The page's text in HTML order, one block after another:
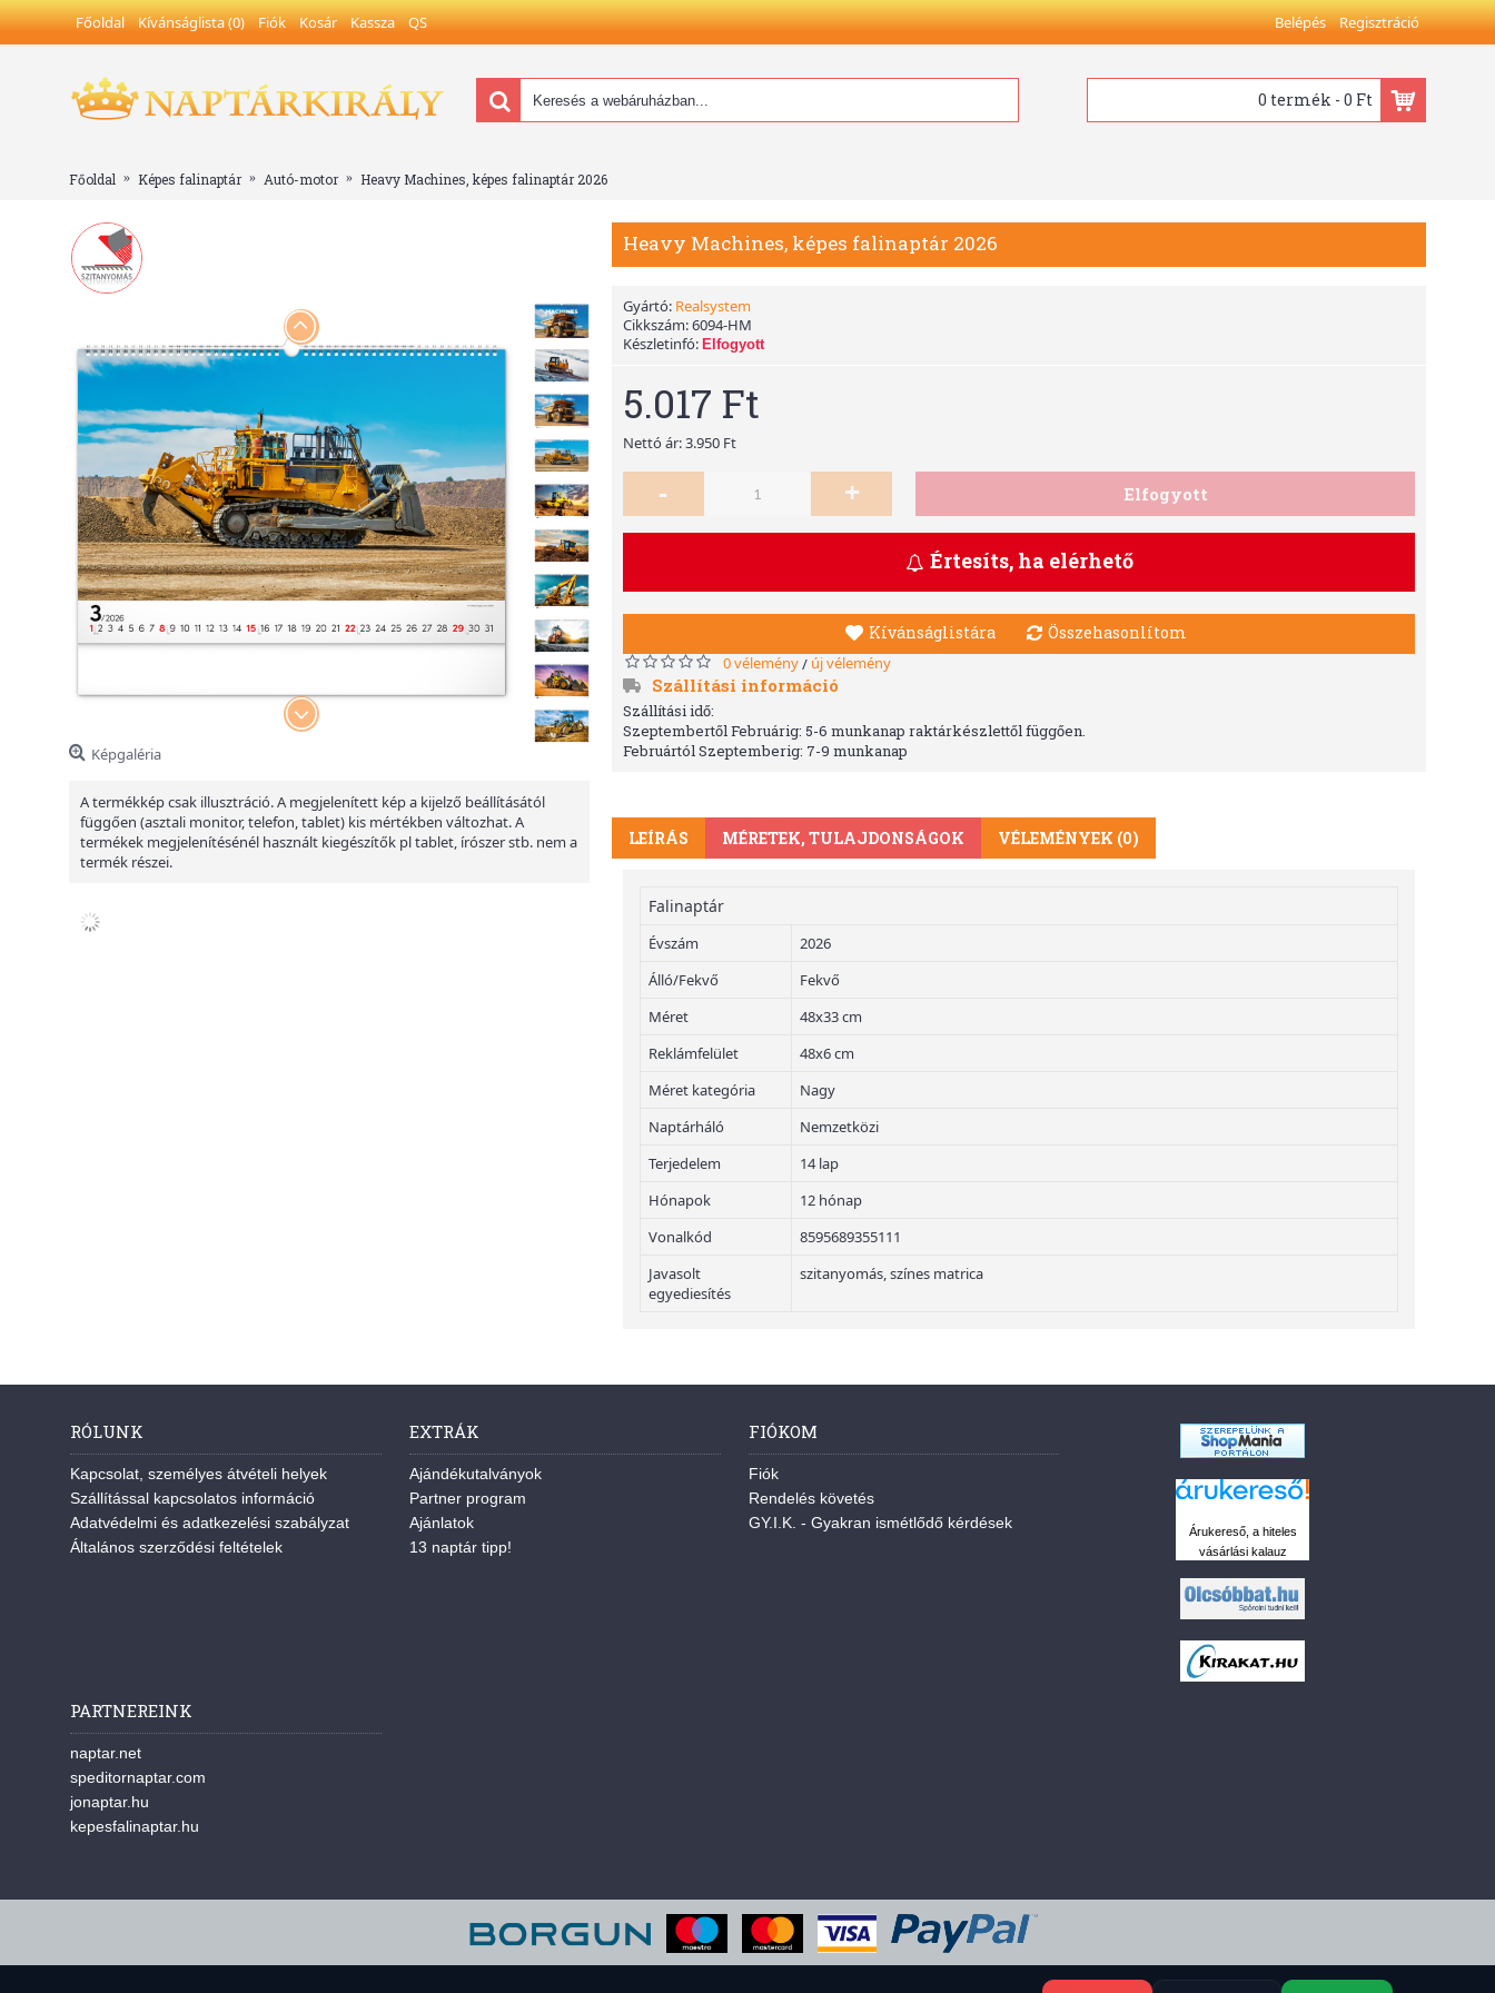
Főoldal Kívánságlista (0) Fiók Kosár Kassza QS Belépés Regisztráció
0 termék - 0 Ft
Főoldal Képes falinaptár Autó-motor Heavy Machines, képes falinaptár 2026
Képgaléria
A termékkép csak illusztráció. A megjelenített kép a kijelző beállításától
függően (asztali monitor, telefon, tablet) kis mértékben változhat. A
termékek megjelenítésénél használt kiegészítők pl tablet, írószer stb. nem a
termék részei.
Heavy Machines, képes falinaptár 2026
Gyártó: Realsystem
Cikkszám:6094-HM
Készletinfó: Elfogyott
5.017 Ft
Nettó ár: 3.950 Ft
- + Elfogyott
Értesíts, ha elérhető
Kívánságlistára Összehasonlítom
0 vélemény/ új vélemény
Szállítási információ
Szállítási idő:
Szeptembertől Februárig: 5-6 munkanap raktárkészlettől függően.
Februártól Szeptemberig: 7-9 munkanap
LEÍRÁS MÉRETEK, TULAJDONSÁGOK VÉLEMÉNYEK (0)
Falinaptár
Évszám
2026
Álló/Fekvő
Fekvő
Méret
48x33 cm
Reklámfelület
48x6 cm
Méret kategória
Nagy
Naptárháló
Nemzetközi
Terjedelem
14 lap
Hónapok
12 hónap
Vonalkód
8595689355111
Javasolt
egyediesítés
szitanyomás, színes matrica
RÓLUNK
Kapcsolat, személyes átvételi helyek
Szállítással kapcsolatos információ
Adatvédelmi és adatkezelési szabályzat
Általános szerződési feltételek
EXTRÁK
Ajándékutalványok
Partner program
Ajánlatok
13 naptár tipp!
FIÓKOM
Fiók
Rendelés követés
GY.I.K. - Gyakran ismétlődő kérdések
Árukereső, a hiteles
vásárlási kalauz
PARTNEREINK
naptar.net
speditornaptar.com
jonaptar.hu
kepesfalinaptar.hu
A weboldal sütiket használ a felhasználói élmény javítása érdekében. Elfogadod a sütiket?